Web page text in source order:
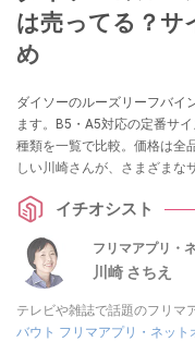
は売ってる？サ
め
ダイソーのルーズリーフバイ
ます。B5・A5対応の定番サ
種類を一覧で比較。価格は全
しい川崎さんが、さまざまな
イチオシスト
フリマアプリ・
川崎 さちえ
テレビや雑誌で話題のフリマ
バウト フリマアプリ・ネッ